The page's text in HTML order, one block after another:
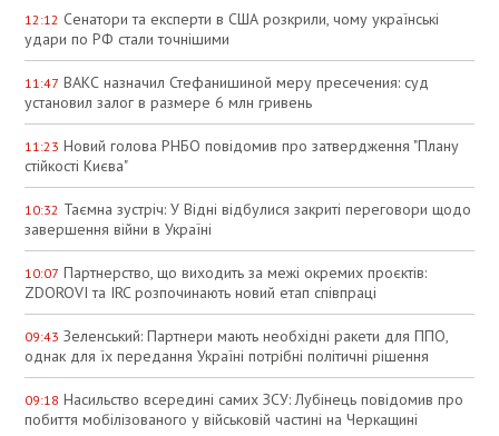
12:12 Сенатори та експерти в США розкрили, чому українські
удари по РФ стали точнішими
11:47 ВАКС назначил Стефанишиной меру пресечения: суд
установил залог в размере 6 млн гривень
11:23 Новий голова РНБО повідомив про затвердження "Плану
стійкості Києва"
10:32 Таємна зустріч: У Відні відбулися закриті переговори щодо
завершення війни в Україні
10:07 Партнерство, що виходить за межі окремих проєктів:
ZDOROVI та IRC розпочинають новий етап співпраці
09:43 Зеленський: Партнери мають необхідні ракети для ППО,
однак для їх передання Україні потрібні політичні рішення
09:18 Насильство всередині самих ЗСУ: Лубінець повідомив про
побиття мобілізованого у військовій частині на Черкащині